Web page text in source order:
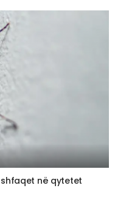
shfaqet në qytetet